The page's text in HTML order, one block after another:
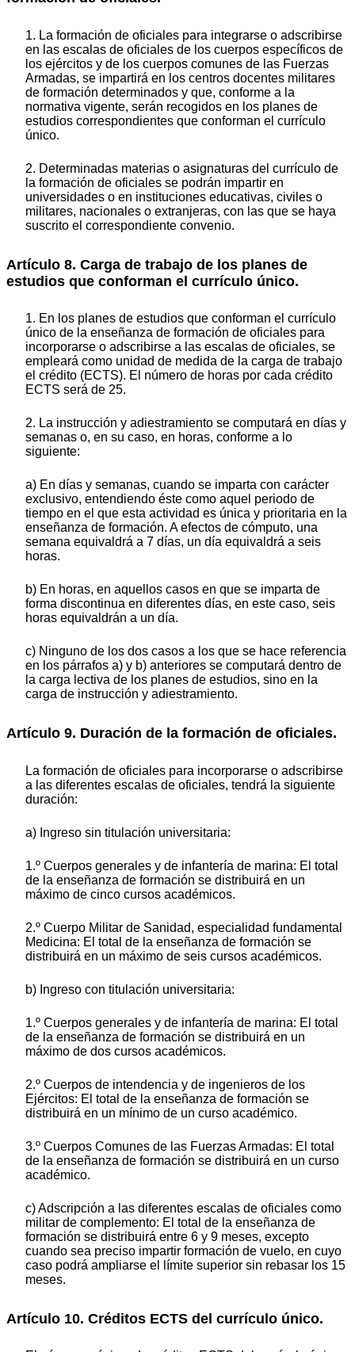
1. La formación de oficiales para integrarse o adscribirse
en las escalas de oficiales de los cuerpos específicos de
los ejércitos y de los cuerpos comunes de las Fuerzas
Armadas, se impartirá en los centros docentes militares
de formación determinados y que, conforme a la
normativa vigente, serán recogidos en los planes de
estudios correspondientes que conforman el currículo
único.
2. Determinadas materias o asignaturas del currículo de
la formación de oficiales se podrán impartir en
universidades o en instituciones educativas, civiles o
militares, nacionales o extranjeras, con las que se haya
suscrito el correspondiente convenio.
Artículo 8. Carga de trabajo de los planes de
estudios que conforman el currículo único.
1. En los planes de estudios que conforman el currículo
único de la enseñanza de formación de oficiales para
incorporarse o adscribirse a las escalas de oficiales, se
empleará como unidad de medida de la carga de trabajo
el crédito (ECTS). El número de horas por cada crédito
ECTS será de 25.
2. La instrucción y adiestramiento se computará en días y
semanas o, en su caso, en horas, conforme a lo
siguiente:
a) En días y semanas, cuando se imparta con carácter
exclusivo, entendiendo éste como aquel periodo de
tiempo en el que esta actividad es única y prioritaria en la
enseñanza de formación. A efectos de cómputo, una
semana equivaldrá a 7 días, un día equivaldrá a seis
horas.
b) En horas, en aquellos casos en que se imparta de
forma discontinua en diferentes días, en este caso, seis
horas equivaldrán a un día.
c) Ninguno de los dos casos a los que se hace referencia
en los párrafos a) y b) anteriores se computará dentro de
la carga lectiva de los planes de estudios, sino en la
carga de instrucción y adiestramiento.
Artículo 9. Duración de la formación de oficiales.
La formación de oficiales para incorporarse o adscribirse
a las diferentes escalas de oficiales, tendrá la siguiente
duración:
a) Ingreso sin titulación universitaria:
1.º Cuerpos generales y de infantería de marina: El total
de la enseñanza de formación se distribuirá en un
máximo de cinco cursos académicos.
2.º Cuerpo Militar de Sanidad, especialidad fundamental
Medicina: El total de la enseñanza de formación se
distribuirá en un máximo de seis cursos académicos.
b) Ingreso con titulación universitaria:
1.º Cuerpos generales y de infantería de marina: El total
de la enseñanza de formación se distribuirá en un
máximo de dos cursos académicos.
2.º Cuerpos de intendencia y de ingenieros de los
Ejércitos: El total de la enseñanza de formación se
distribuirá en un mínimo de un curso académico.
3.º Cuerpos Comunes de las Fuerzas Armadas: El total
de la enseñanza de formación se distribuirá en un curso
académico.
c) Adscripción a las diferentes escalas de oficiales como
militar de complemento: El total de la enseñanza de
formación se distribuirá entre 6 y 9 meses, excepto
cuando sea preciso impartir formación de vuelo, en cuyo
caso podrá ampliarse el límite superior sin rebasar los 15
meses.
Artículo 10. Créditos ECTS del currículo único.